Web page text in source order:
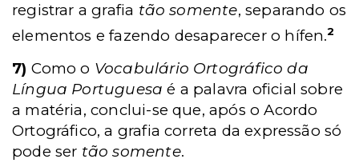
registrar a grafia tão somente, separando os
elementos e fazendo desaparecer o hífen.2
7) Como o Vocabulário Ortográfico da
Língua Portuguesa é a palavra oficial sobre
a matéria, conclui-se que, após o Acordo
Ortográfico, a grafia correta da expressão só
pode ser tão somente.